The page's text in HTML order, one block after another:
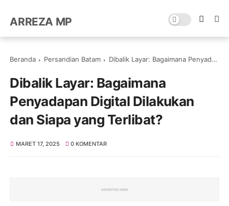
ARREZA MP
Beranda Persandian Batam Dibalik Layar: Bagaimana Penyadapan Digital Dilakukan dan Siapa yang Terlibat?
Dibalik Layar: Bagaimana
Penyadapan Digital Dilakukan
dan Siapa yang Terlibat?
MARET 17, 2025 0 KOMENTAR